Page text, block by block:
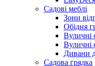
Садові меблі
Зони
Обідня
Вуличні
Вуличні
Дивани
Садова грядка